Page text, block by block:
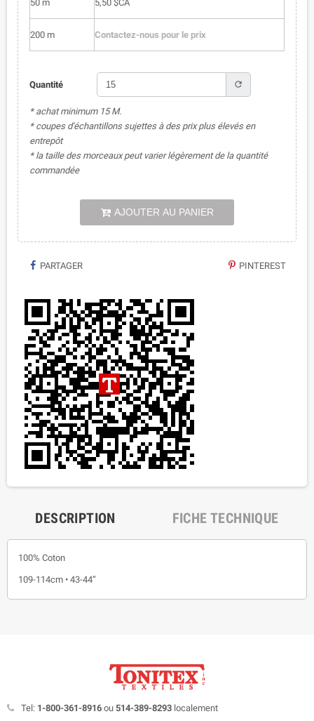
50 m 5,50 $CA
200 m Contactez-nous pour le prix
Quantité refresh
* achat minimum 15 M.
* coupes d'échantillons sujettes à des prix plus élevés en
entrepôt
* la taille des morceaux peut varier légèrement de la quantité
commandée
AJOUTER AU PANIER
PARTAGER PINTEREST
DESCRIPTION FICHE TECHNIQUE
100% Coton
109-114cm • 43-44”
Tel: 1-800-361-8916 ou 514-389-8293 localement